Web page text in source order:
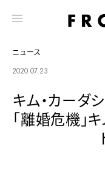
ニュース
2020.07.23
キム・カーダ
「離婚危機」